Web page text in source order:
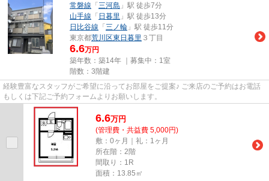
常磐線 「 三河島 」駅 徒歩7分
山手線 「 日暮里 」駅 徒歩13分
日比谷線 「 三ノ輪 」駅 徒歩11分
東京都荒川区東日暮里 ３丁目
6.6万円
築年数：築14年 ｜募集中： 1室
階数：3階建
経験豊富なスタッフがご希望に沿ってお部屋をご提案♪ ご来店のご予約はお電話
もしくは下記ご予約フォームよりお願いします。
6.6万円
(管理費・共益費 5,000円)
敷：0ヶ月｜礼：1ヶ月
所在階：2階
間取り：1R
面積：13.85㎡